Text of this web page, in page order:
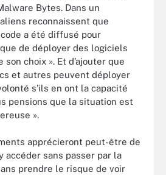
Bytes. Dans un
reconnaissent que
a été diffusé pour
de déployer des logiciels
choix ». Et d’ajouter que
et autres peuvent déployer
s’ils en ont la capacité
pensions que la situation est
».
apprécieront peut-être de
accéder sans passer par la
prendre le risque de voir